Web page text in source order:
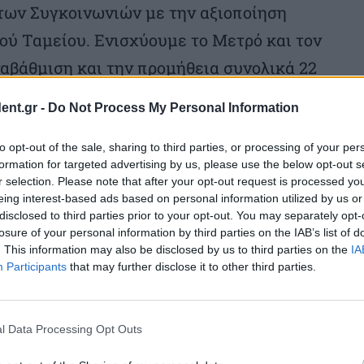
- Do Not Process My Personal Information
opt-out of the sale, sharing to third parties, or processing of your
for targeted advertising by us, please use the below opt-out
selection. Please note that after your opt-out request is processed
interest-based ads based on personal information utilized by us
to third parties prior to your opt-out. You may separately
of your personal information by third parties on the IAB’s list of
This information may also be disclosed by us to third parties on the
Participants that may further disclose it to other third parties.
Data Processing Opt Outs
Συγκοινωνιών με την αξιοποίηση
Ταμείου. Ενισχύουμε το Μετρό και τον
και την προμήθεια συνολικά 22
και προσβασιμότητας
του προαστιακού και προσθέτουμε
ακόμη περισσότερο το νέο
οχήματα σε Αθήνα και Θεσσαλονίκη»
υπουργός Υποδομών και
πόρους του Κοινωνικού Κλιματικού
και Θεσσαλονίκη θα διατεθούν 129